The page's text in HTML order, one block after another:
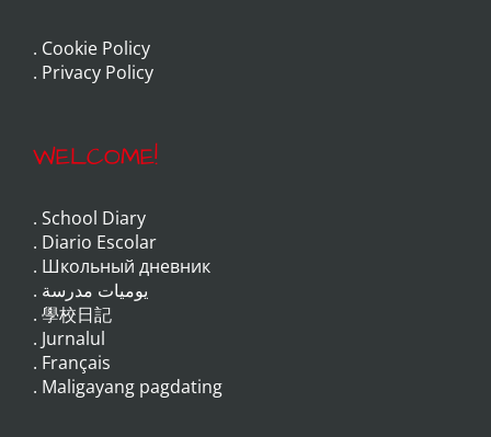
. Cookie Policy
. Privacy Policy
WELCOME!
. School Diary
. Diario Escolar
. Школьный дневник
. يوميات مدرسة
. 學校日記
. Jurnalul
. Français
. Maligayang pagdating